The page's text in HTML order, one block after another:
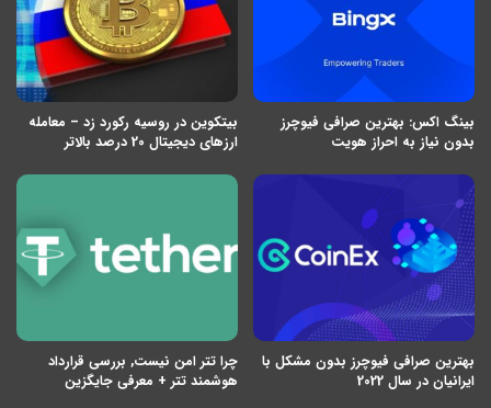
بینگ اکس: بهترین صرافی فیوچرز
بدون نیاز به احراز هویت
بیتکوین در روسیه رکورد زد – معامله
ارزهای دیجیتال 20 درصد بالاتر
بهترین صرافی فیوچرز بدون مشکل با
ایرانیان در سال 2022
چرا تتر امن نیست, بررسی قرارداد
هوشمند تتر + معرفی جایگزین